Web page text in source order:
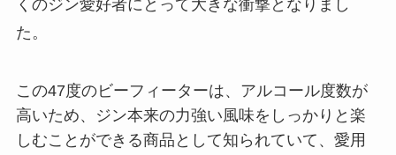
くのジン愛好者にとって大きな衝撃となりまし
た。
この47度のビーフィーターは、アルコール度数が
高いため、ジン本来の力強い風味をしっかりと楽
しむことができる商品として知られていて、愛用